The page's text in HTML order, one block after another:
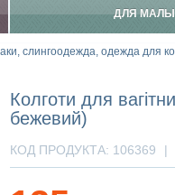
слингоодежда, одежда для
Колготи для
бежевий)
КОД ПРОДУКТА: 106369 |
ДЛЯ